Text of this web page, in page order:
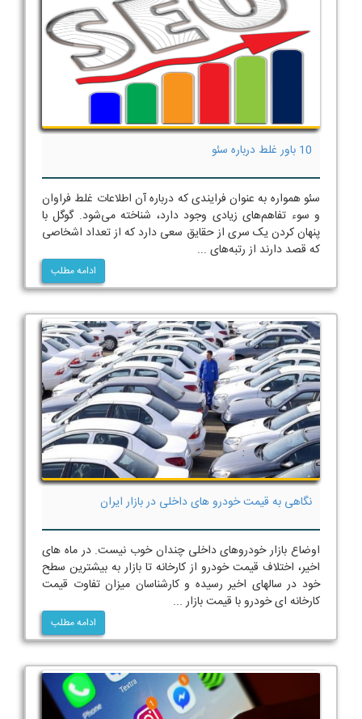
10 باور غلط درباره سئو
سئو همواره به عنوان فرایندی که درباره آن اطلاعات غلط فراوان
و سوء تفاهم‌های زیادی وجود دارد، شناخته می‌شود. گوگل با
پنهان کردن یک سری از حقایق سعی دارد که از تعداد اشخاصی
که قصد دارند از رتبه‌های ...
ادامه مطلب
نگاهی به قیمت خودرو های داخلی در بازار ایران
اوضاع بازار خودروهای داخلی چندان خوب نیست. در ماه های
اخیر، اختلاف قیمت خودرو از کارخانه تا بازار به بیشترین سطح
خود در سالهای اخیر رسیده و کارشناسان میزان تفاوت قیمت
کارخانه ای خودرو با قیمت بازار ...
ادامه مطلب